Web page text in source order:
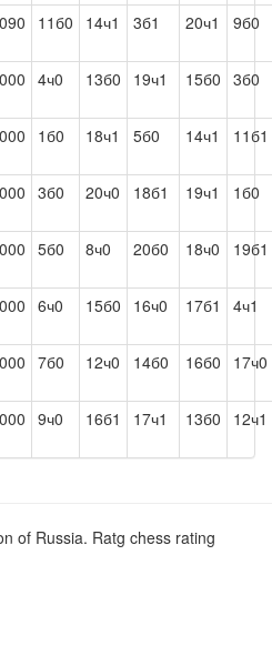
11б0 14ч1 3б1 20ч1 9б0
4ч0 13б0 19ч1 15б0 3б0
1б0 18ч1 5б0 14ч1 11б1
3б0 20ч0 18б1 19ч1 1б0
5б0 8ч0 20б0 18ч0 19б1
6ч0 15б0 16ч0 17б1 4ч1
7б0 12ч0 14б0 16б0 17ч0
9ч0 16б1 17ч1 13б0 12ч1
of Russia. Ratg chess rating